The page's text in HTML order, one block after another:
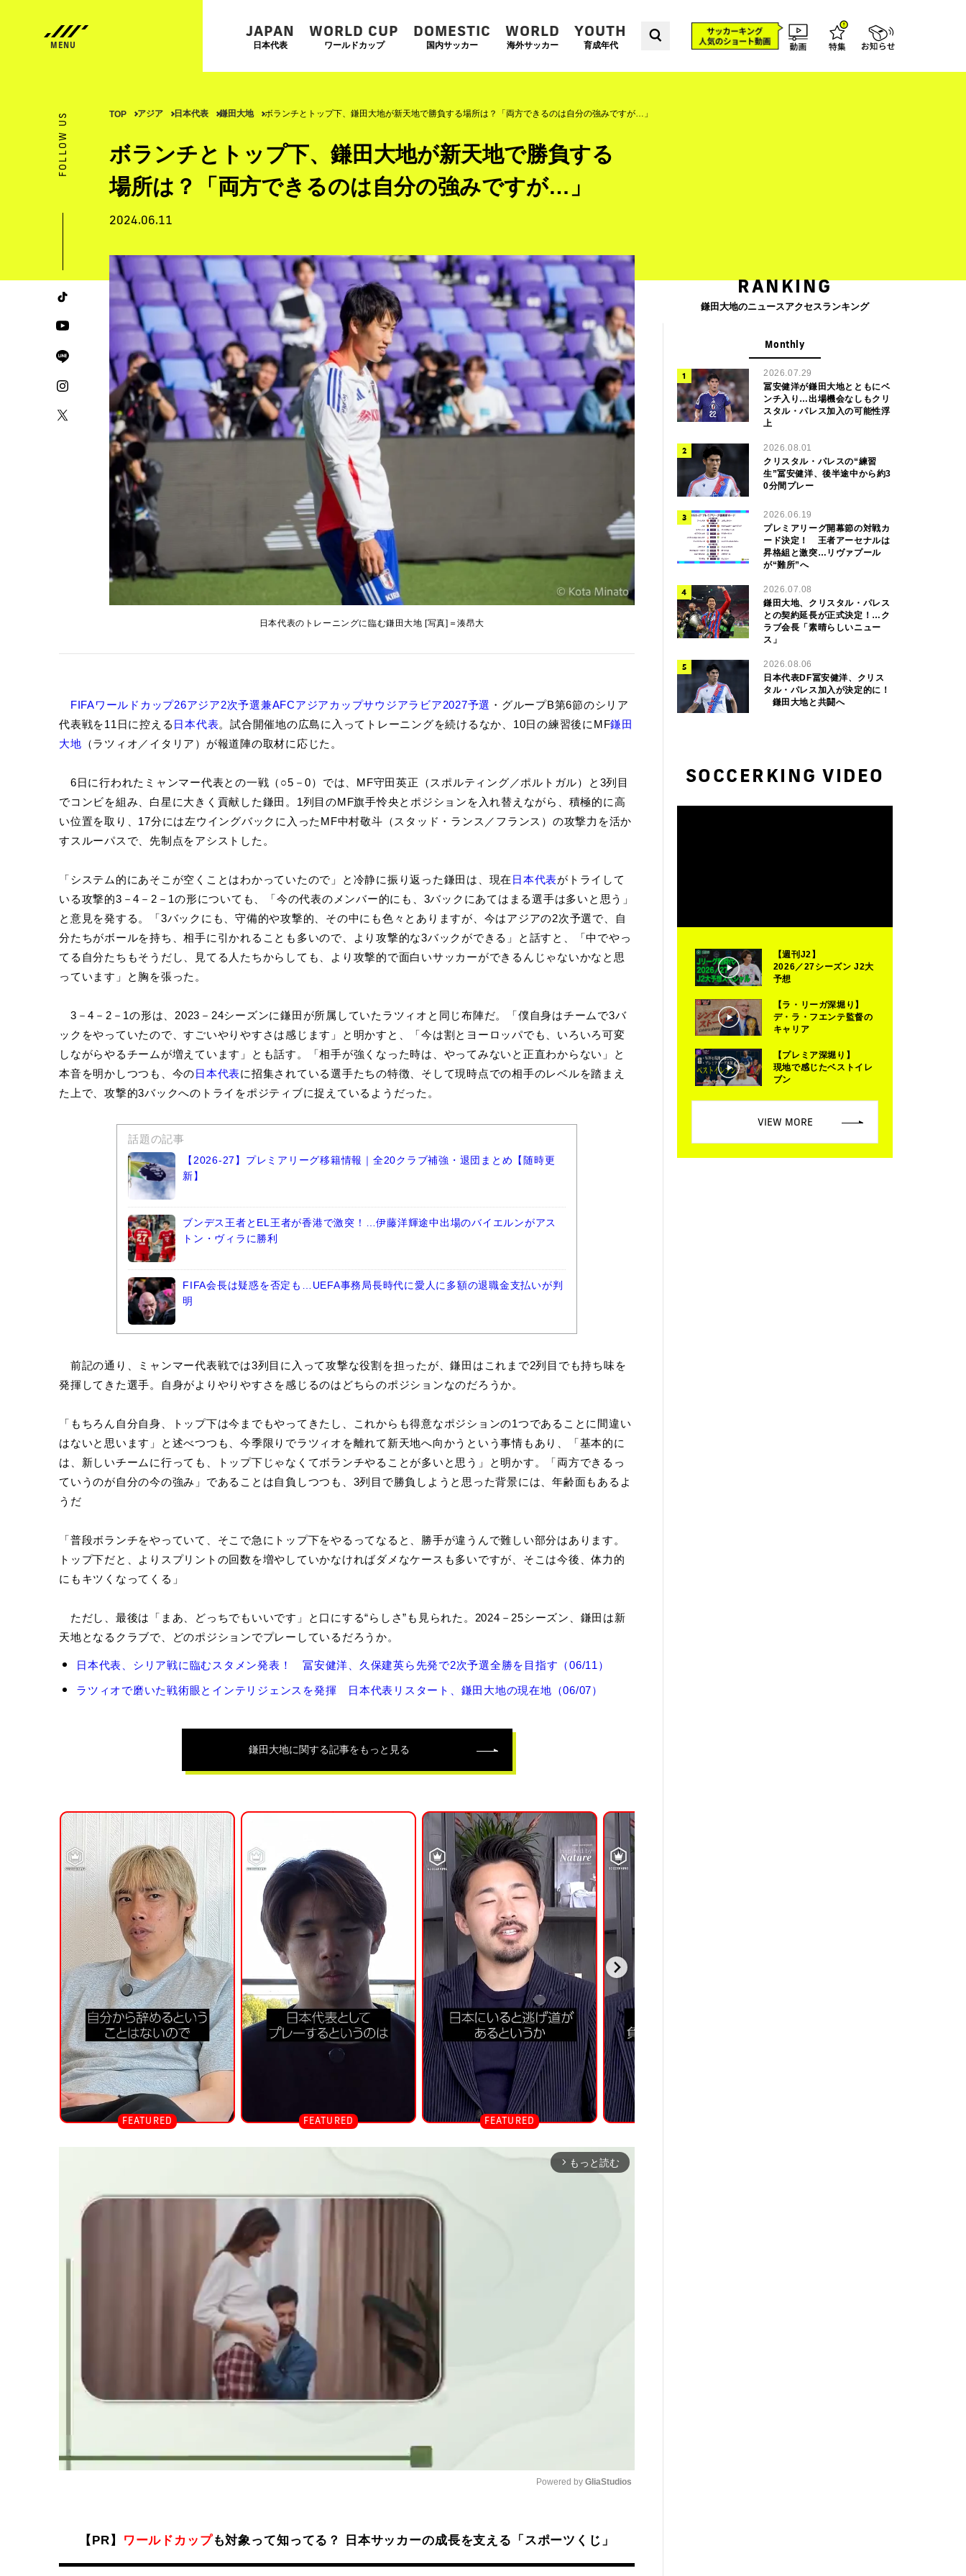
JAPAN
日本代表
WORLD CUP
ワールドカップ
DOMESTIC
国内サッカー
WORLD
海外サッカー
YOUTH
育成年代
FOLLOW US TOP アジア 日本代表 鎌田大地 ボランチとトップ下、鎌田大地が新天地で勝負する場所は？「両方できるのは自分の強みですが…」
ボランチとトップ下、鎌田大地が新天地で勝負する
場所は？「両方できるのは自分の強みですが…」
2024.06.11
日本代表のトレーニングに臨む鎌田大地 [写真]＝湊昂大
FIFAワールドカップ26アジア2次予選兼AFCアジアカップサウジアラビア2027予選 ・グループB第6節のシリア
代表戦を11日に控える 日本代表。試合開催地の広島に入ってトレーニングを続けるなか、10日の練習後にMF鎌田
大地 （ラツィオ／イタリア）が報道陣の取材に応じた。
6日に行われたミャンマー代表との一戦（○5－0）では、MF守田英正（スポルティング／ポルトガル）と3列目
でコンビを組み、白星に大きく貢献した鎌田。1列目のMF旗手怜央とポジションを入れ替えながら、積極的に高
い位置を取り、17分には左ウイングバックに入ったMF中村敬斗（スタッド・ランス／フランス）の攻撃力を活か
すスルーパスで、先制点をアシストした。
「システム的にあそこが空くことはわかっていたので」と冷静に振り返った鎌田は、現在 日本代表がトライして
いる攻撃的3－4－2－1の形についても、「今の代表のメンバー的にも、3バックにあてはまる選手は多いと思う」
と意見を発する。「3バックにも、守備的や攻撃的、その中にも色々とありますが、今はアジアの2次予選で、自
分たちがボールを持ち、相手に引かれることも多いので、より攻撃的な3バックができる」と話すと、「中でやっ
てる自分たちもそうだし、見てる人たちからしても、より攻撃的で面白いサッカーができるんじゃないかなと思
っています」と胸を張った。
3－4－2－1の形は、2023－24シーズンに鎌田が所属していたラツィオと同じ布陣だ。「僕自身はチームで3バ
ックをやっていたので、すごいやりやすさは感じます」と明かすと、「今は割とヨーロッパでも、いろいろ可変
しながらやるチームが増えています」とも話す。「相手が強くなった時は、やってみないと正直わからない」と
本音を明かしつつも、今の日本代表に招集されている選手たちの特徴、そして現時点での相手のレベルを踏まえ
た上で、攻撃的3バックへのトライをポジティブに捉えているようだった。
話題の記事
【2026-27】プレミアリーグ移籍情報｜全20クラブ補強・退団まとめ【随時更
新】
ブンデス王者とEL王者が香港で激突！…伊藤洋輝途中出場のバイエルンがアス
トン・ヴィラに勝利
FIFA会長は疑惑を否定も…UEFA事務局長時代に愛人に多額の退職金支払いが判
明
前記の通り、ミャンマー代表戦では3列目に入って攻撃な役割を担ったが、鎌田はこれまで2列目でも持ち味を
発揮してきた選手。自身がよりやりやすさを感じるのはどちらのポジションなのだろうか。
「もちろん自分自身、トップ下は今までもやってきたし、これからも得意なポジションの1つであることに間違い
はないと思います」と述べつつも、今季限りでラツィオを離れて新天地へ向かうという事情もあり、「基本的に
は、新しいチームに行っても、トップ下じゃなくてボランチやることが多いと思う」と明かす。「両方できるっ
ていうのが自分の今の強み」であることは自負しつつも、3列目で勝負しようと思った背景には、年齢面もあるよ
うだ
「普段ボランチをやっていて、そこで急にトップ下をやるってなると、勝手が違うんで難しい部分はあります。
トップ下だと、よりスプリントの回数を増やしていかなければダメなケースも多いですが、そこは今後、体力的
にもキツくなってくる」
ただし、最後は「まあ、どっちでもいいです」と口にする“らしさ”も見られた。2024－25シーズン、鎌田は新
天地となるクラブで、どのポジションでプレーしているだろうか。
鎌
大
日本代表、シリア戦に臨むスタメン発表！ 冨安健洋、久保建英ら先発で2次予選全勝を目指す（06/11）
ラツィオで磨いた戦術眼とインテリジェンスを発揮 日本代表リスタート、鎌田大地の現在地（06/07）
鎌田大地に関する記事をもっと見る
arrow_forward_ios もっと読む
Powered by GliaStudios
【PR】 ワールドカップも対象って知ってる？ 日本サッカーの成長を支える「スポーツくじ」
RANKING
鎌田大地のニュースアクセスランキング
Monthly
2026.07.29
冨安健洋が鎌田大地とともにベ
ンチ入り…出場機会なしもクリ
スタル・パレス加入の可能性浮
上
2026.08.01
クリスタル・パレスの“練習
生”冨安健洋、後半途中から約3
0分間プレー
2026.06.19
プレミアリーグ開幕節の対戦カ
ード決定！ 王者アーセナルは
昇格組と激突…リヴァプール
が“難所”へ
2026.07.08
鎌田大地、クリスタル・パレス
との契約延長が正式決定！…ク
ラブ会長「素晴らしいニュー
ス」
2026.08.06
日本代表DF冨安健洋、クリス
タル・パレス加入が決定的に！
鎌田大地と共闘へ
SOCCERKING VIDEO
【週刊J2】
2026／27シーズン J2大
予想
【ラ・リーガ深堀り】
デ・ラ・フエンテ監督の
キャリア
【プレミア深堀り】
現地で感じたベストイレ
ブン
VIEW MORE